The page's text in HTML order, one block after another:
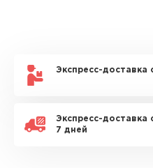
Экспресс-доставка
Экспресс-доставка
7 дней